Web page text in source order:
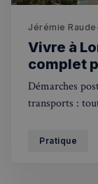
Jérémie
Vivre à
complet
Démarches
transports :
Pratique